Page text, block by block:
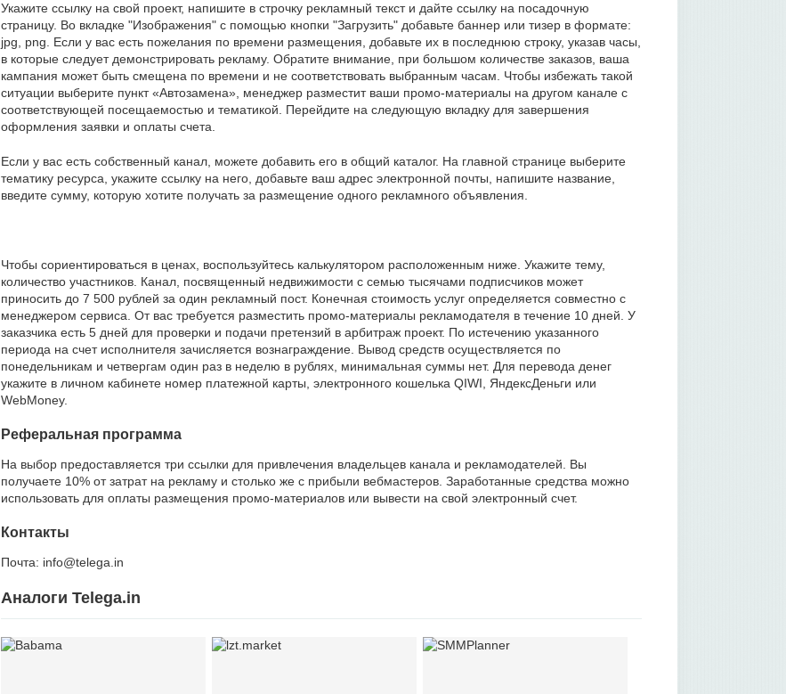
Укажите ссылку на свой проект, напишите в строчку рекламный текст и дайте ссылку на посадочную
страницу. Во вкладке "Изображения" с помощью кнопки "Загрузить" добавьте баннер или тизер в формате:
jpg, png. Если у вас есть пожелания по времени размещения, добавьте их в последнюю строку, указав часы,
в которые следует демонстрировать рекламу. Обратите внимание, при большом количестве заказов, ваша
кампания может быть смещена по времени и не соответствовать выбранным часам. Чтобы избежать такой
ситуации выберите пункт «Автозамена», менеджер разместит ваши промо-материалы на другом канале с
соответствующей посещаемостью и тематикой. Перейдите на следующую вкладку для завершения
оформления заявки и оплаты счета.
Если у вас есть собственный канал, можете добавить его в общий каталог. На главной странице выберите
тематику ресурса, укажите ссылку на него, добавьте ваш адрес электронной почты, напишите название,
введите сумму, которую хотите получать за размещение одного рекламного объявления.
Чтобы сориентироваться в ценах, воспользуйтесь калькулятором расположенным ниже. Укажите тему,
количество участников. Канал, посвященный недвижимости с семью тысячами подписчиков может
приносить до 7 500 рублей за один рекламный пост. Конечная стоимость услуг определяется совместно с
менеджером сервиса. От вас требуется разместить промо-материалы рекламодателя в течение 10 дней. У
заказчика есть 5 дней для проверки и подачи претензий в арбитраж проект. По истечению указанного
периода на счет исполнителя зачисляется вознаграждение. Вывод средств осуществляется по
понедельникам и четвергам один раз в неделю в рублях, минимальная суммы нет. Для перевода денег
укажите в личном кабинете номер платежной карты, электронного кошелька QIWI, ЯндексДеньги или
WebMoney.
Реферальная программа
На выбор предоставляется три ссылки для привлечения владельцев канала и рекламодателей. Вы
получаете 10% от затрат на рекламу и столько же с прибыли вебмастеров. Заработанные средства можно
использовать для оплаты размещения промо-материалов или вывести на свой электронный счет.
Контакты
Почта: info@telega.in
Аналоги Telega.in